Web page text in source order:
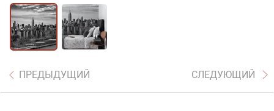
ПРЕДЫДУЩИЙ СЛЕДУЮЩИЙ